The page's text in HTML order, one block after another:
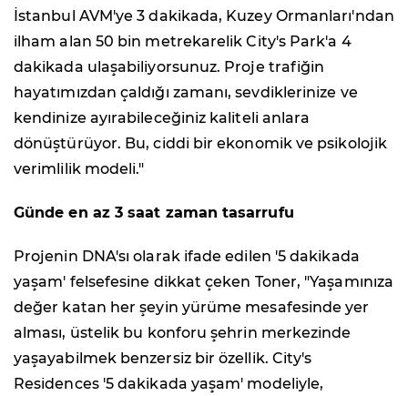
İstanbul AVM'ye 3 dakikada, Kuzey Ormanları'ndan
ilham alan 50 bin metrekarelik City's Park'a 4
dakikada ulaşabiliyorsunuz. Proje trafiğin
hayatımızdan çaldığı zamanı, sevdiklerinize ve
kendinize ayırabileceğiniz kaliteli anlara
dönüştürüyor. Bu, ciddi bir ekonomik ve psikolojik
verimlilik modeli."
Günde en az 3 saat zaman tasarrufu
Projenin DNA'sı olarak ifade edilen '5 dakikada
yaşam' felsefesine dikkat çeken Toner, "Yaşamınıza
değer katan her şeyin yürüme mesafesinde yer
alması, üstelik bu konforu şehrin merkezinde
yaşayabilmek benzersiz bir özellik. City's
Residences '5 dakikada yaşam' modeliyle,